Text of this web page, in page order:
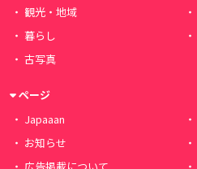
観光・地域
暮らし
古写真
ページ
Japaaan
お知らせ